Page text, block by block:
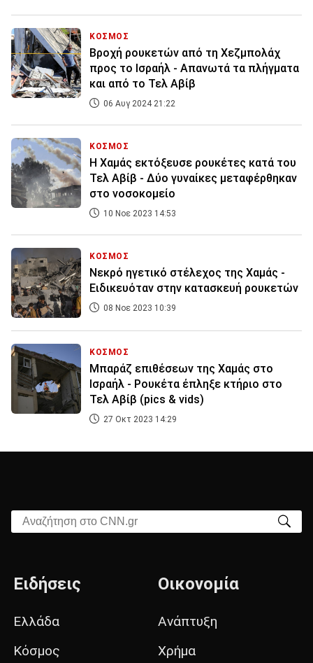
ΚΟΣΜΟΣ
Βροχή ρουκετών από τη Χεζμπολάχ
προς το Ισραήλ - Απανωτά τα πλήγματα
και από το Τελ Αβίβ
06 Αυγ 2024 21:22
ΚΟΣΜΟΣ
Η Χαμάς εκτόξευσε ρουκέτες κατά του
Τελ Αβίβ - Δύο γυναίκες μεταφέρθηκαν
στο νοσοκομείο
10 Νοε 2023 14:53
ΚΟΣΜΟΣ
Νεκρό ηγετικό στέλεχος της Χαμάς -
Ειδικευόταν στην κατασκευή ρουκετών
08 Νοε 2023 10:39
ΚΟΣΜΟΣ
Μπαράζ επιθέσεων της Χαμάς στο
Ισραήλ - Ρουκέτα έπληξε κτήριο στο
Τελ Αβίβ (pics & vids)
27 Οκτ 2023 14:29
Αναζήτηση στο CNN.gr
Ειδήσεις
Ελλάδα
Κόσμος
Οικονομία
Ανάπτυξη
Χρήμα